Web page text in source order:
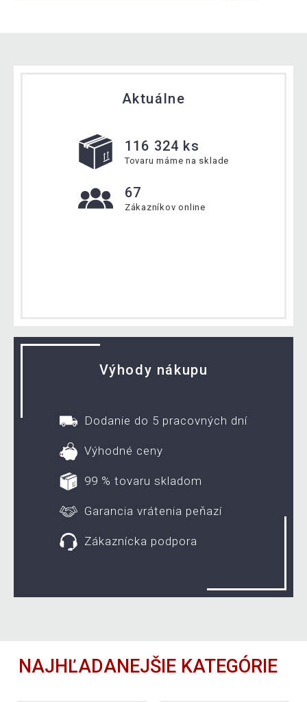
Aktuálne
116 324 ks
Tovaru máme na sklade
67
Zákazníkov online
Výhody nákupu
Dodanie do 5 pracovných dní
Výhodné ceny
99 % tovaru skladom
Garancia vrátenia peňazí
Zákaznícka podpora
NAJHĽADANEJŠIE KATEGÓRIE